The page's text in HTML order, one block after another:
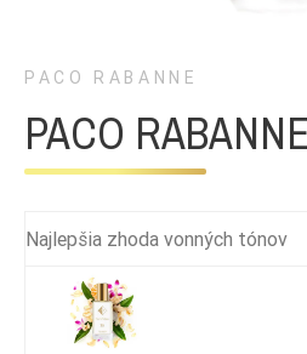
PACO RABANNE
PACO
Najlepšia zhoda vonných tónov